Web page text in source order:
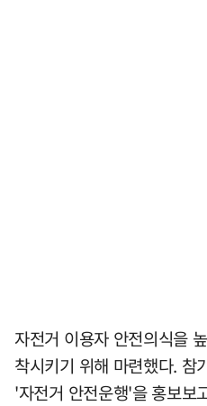
자전거 이용자 안전의식을
착시키기 위해 마련했다. 참
'자전거 안전운행'을 홍보보